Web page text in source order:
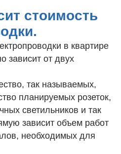
стоимость
в квартире
зависит от двух
так называемых,
планируемых розеток,
светильников и так
зависит объем работ
необходимых для